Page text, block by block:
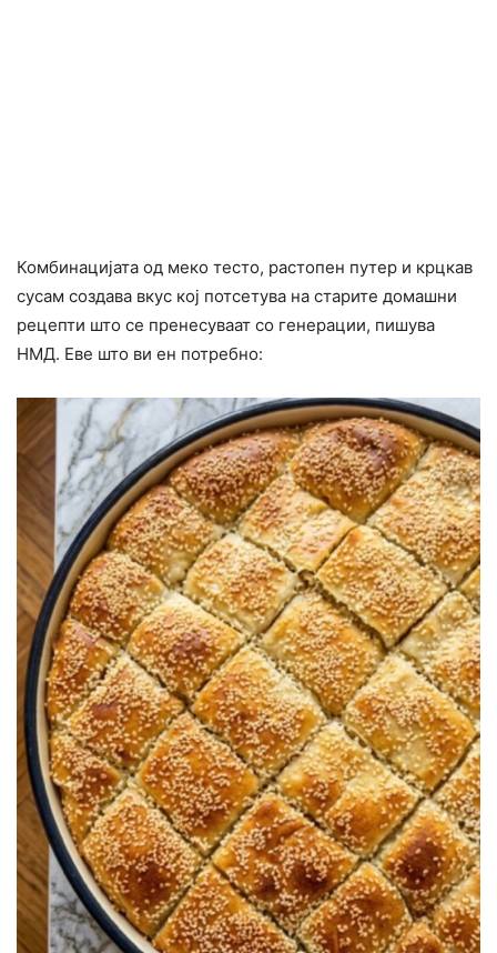
Комбинацијата од меко тесто, растопен путер и крцкав
сусам создава вкус кој потсетува на старите домашни
рецепти што се пренесуваат со генерации, пишува
НМД. Еве што ви ен потребно: